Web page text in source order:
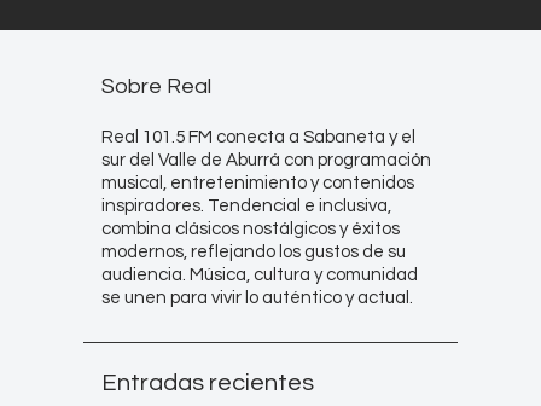
Sobre Real
Real 101.5 FM conecta a Sabaneta y el
sur del Valle de Aburrá con programación
musical, entretenimiento y contenidos
inspiradores. Tendencial e inclusiva,
combina clásicos nostálgicos y éxitos
modernos, reflejando los gustos de su
audiencia. Música, cultura y comunidad
se unen para vivir lo auténtico y actual.
Entradas recientes